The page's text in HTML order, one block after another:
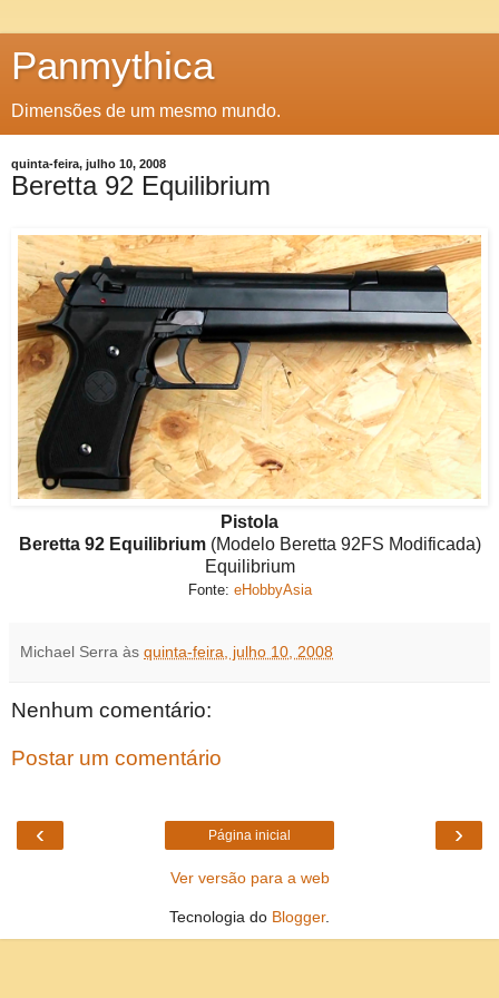
Panmythica
Dimensões de um mesmo mundo.
quinta-feira, julho 10, 2008
Beretta 92 Equilibrium
Pistola
Beretta 92 Equilibrium (Modelo Beretta 92FS Modificada)
Equilibrium
Fonte: eHobbyAsia
Michael Serra às quinta-feira, julho 10, 2008
Nenhum comentário:
Postar um comentário
‹ ›
Página inicial
Ver versão para a web
Tecnologia do Blogger.